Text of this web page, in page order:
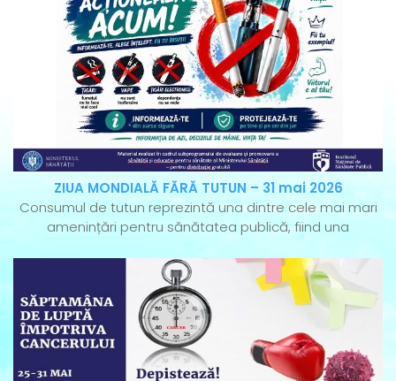
ZIUA MONDIALĂ FĂRĂ TUTUN – 31 mai 2026
Consumul de tutun reprezintă una dintre cele mai mari
amenințări pentru sănătatea publică, fiind una